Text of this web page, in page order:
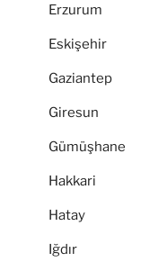
Erzurum
Eskişehir
Gaziantep
Giresun
Gümüşhane
Hakkari
Hatay
Iğdır